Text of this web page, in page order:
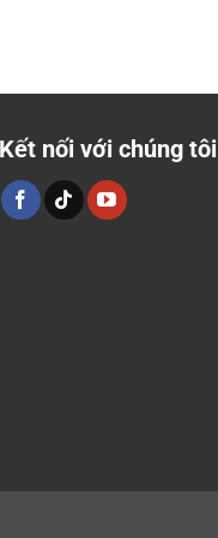
Kết nối với chúng tôi